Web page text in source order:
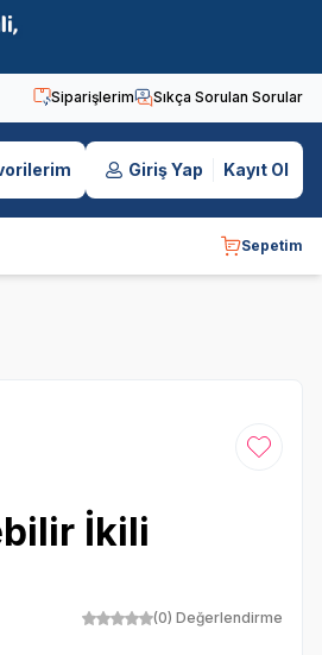
Siparişlerim Sıkça Sorulan Sorular
Giriş Yap Kayıt Ol
Sepetim
Favoriye
İkili
(0) Değerlendirme